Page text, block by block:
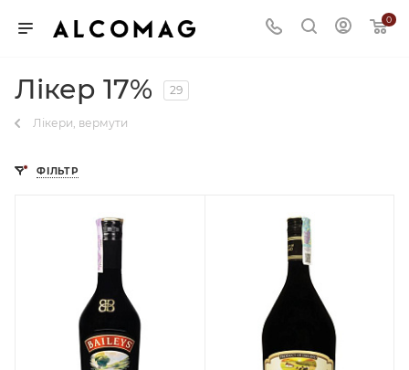
0
Лікер 17% 29
Лікери, вермути
ФІЛЬТР